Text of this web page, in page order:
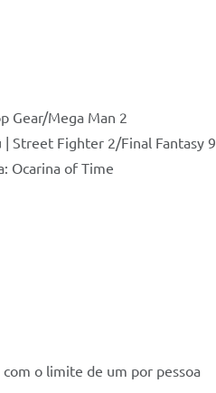
Gear/Mega Man 2
Street Fighter 2/Final Fantasy 9
Ocarina of Time
o limite de um por pessoa